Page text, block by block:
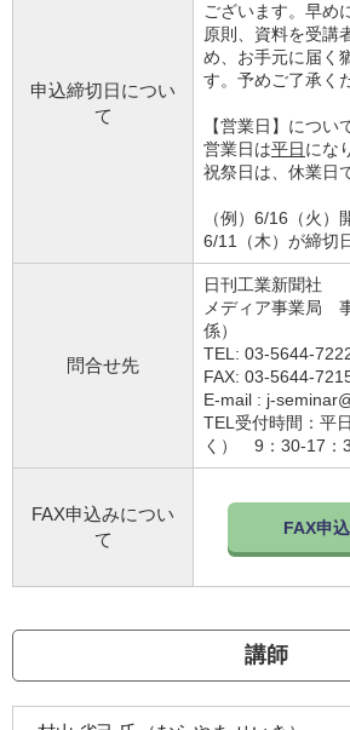
申込締切日につい
て
ございます。早め
原則、資料を受講
め、お手元に届く
す。予めご了承く
【営業日】につい
営業日は平日にな
祝祭日は、休業日
（例）6/16（火）
6/11（木）が締切
問合せ先
日刊工業新聞社
メディア事業局
係）
TEL: 03-5644-
FAX: 03-5644-
E-mail : j-
TEL受付時間：平
く） 9：30-17：
FAX申込みについ
て
FAX申
講師